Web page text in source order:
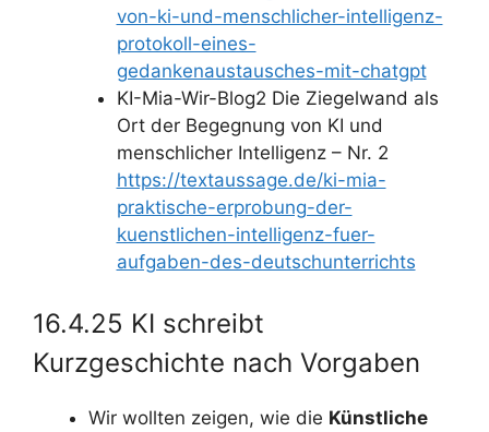
von-ki-und-menschlicher-intelligenz-
protokoll-eines-
gedankenaustausches-mit-chatgpt
KI-Mia-Wir-Blog2 Die Ziegelwand als
Ort der Begegnung von KI und
menschlicher Intelligenz – Nr. 2
https://textaussage.de/ki-mia-
praktische-erprobung-der-
kuenstlichen-intelligenz-fuer-
aufgaben-des-deutschunterrichts
16.4.25 KI schreibt
Kurzgeschichte nach Vorgaben
Wir wollten zeigen, wie die Künstliche